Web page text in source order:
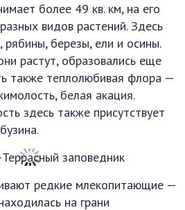
более 49 кв. км, на его
видов растений. Здесь
березы, ели и осины.
растут, образовались еще
также теплолюбивая флора —
белая акация.
здесь также присутствует
редкие млекопитающие —
на грани